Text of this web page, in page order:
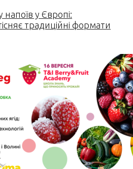
у Європі:
традиційні формати